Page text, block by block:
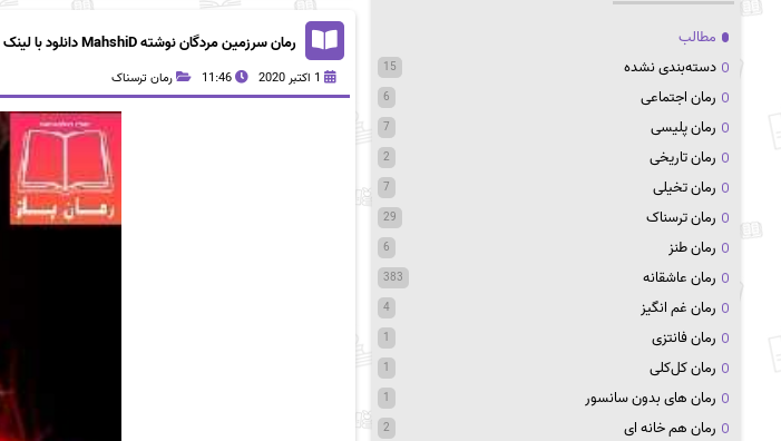
رمان سرزمین مردگان نوشته MahshiD دانلود با لینک مستقیم
1 اکتبر 2020 11:46 رمان ترسناک
مطالب
دسته‌بندی نشده
15
رمان اجتماعی 6
رمان پلیسی 7
رمان تاریخی 2
رمان تخیلی 7
رمان ترسناک 29
رمان طنز 6
رمان عاشقانه 383
رمان غم انگیز 4
رمان فانتزی 1
رمان کل‌کلی 1
رمان های بدون سانسور 1
رمان هم خانه ای 2